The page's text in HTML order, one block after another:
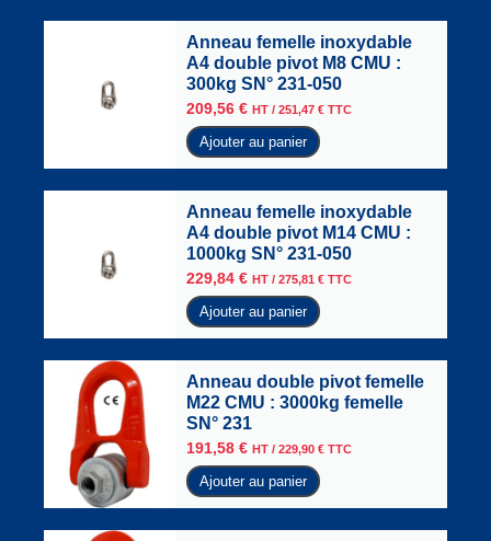
Anneau femelle inoxydable
A4 double pivot M8 CMU :
300kg SN° 231-050
209,56 € HT / 251,47 € TTC
Ajouter au panier
Anneau femelle inoxydable
A4 double pivot M14 CMU :
1000kg SN° 231-050
229,84 € HT / 275,81 € TTC
Ajouter au panier
Anneau double pivot femelle
M22 CMU : 3000kg femelle
SN° 231
191,58 € HT / 229,90 € TTC
Ajouter au panier